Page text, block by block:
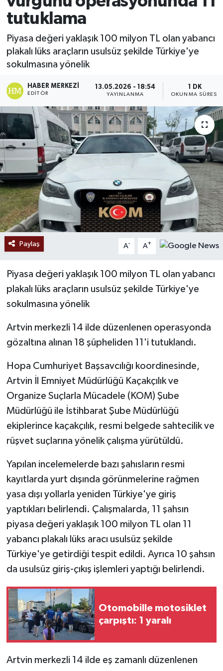
tutuklama
Piyasa değeri yaklaşık 100 milyon TL olan yabancı
plakalı lüks araçların usulsüz şekilde Türkiye'ye
sokulmasına yönelik
HABER MERKEZI
EDITÖR
13.05.2026 - 18:54
YAYINLANMA
1 DK
OKUNMA SÜRESI
Paylaş A- A+
Piyasa değeri yaklaşık 100 milyon TL olan yabancı
plakalı lüks araçların usulsüz şekilde Türkiye'ye
sokulmasına yönelik
Artvin merkezli 14 ilde düzenlenen operasyonda
gözaltına alınan 18 şüpheliden 11'i tutuklandı.
Hopa Cumhuriyet Başsavcılığı koordinesinde,
Artvin İl Emniyet Müdürlüğü Kaçakçılık ve
Organize Suçlarla Mücadele (KOM) Şube
Müdürlüğü ile İstihbarat Şube Müdürlüğü
ekiplerince kaçakçılık, resmi belgede sahtecilik ve
rüşvet suçlarına yönelik çalışma yürütüldü.
Yapılan incelemelerde bazı şahısların resmi
kayıtlarda yurt dışında görünmelerine rağmen
yasa dışı yollarla yeniden Türkiye'ye giriş
yaptıkları belirlendi. Çalışmalarda, 11 şahsın
piyasa değeri yaklaşık 100 milyon TL olan 11
yabancı plakalı lüks aracı usulsüz şekilde
Türkiye'ye getirdiği tespit edildi. Ayrıca 10 şahsın
da usulsüz giriş-çıkış işlemleri yaptığı belirlendi.
Otomobille motosiklet
çarpıştı: 1 yaralı
Artvin merkezli 14 ilde eş zamanlı düzenlenen
Ekonomi
Sağlık
Tokat Haber